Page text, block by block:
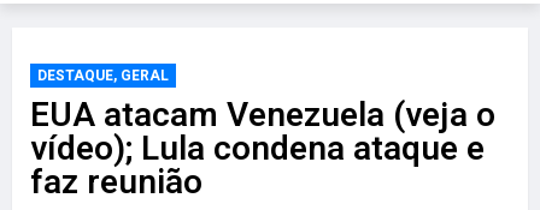
DESTAQUE, GERAL
EUA atacam Venezuela (veja o
vídeo); Lula condena ataque e
faz reunião